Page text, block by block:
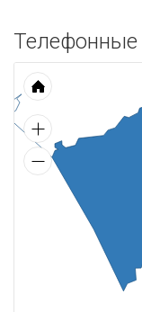
Телефонные